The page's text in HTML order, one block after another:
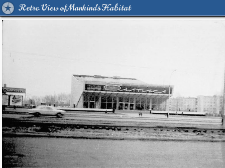
Retro View of Mankind's Habitat